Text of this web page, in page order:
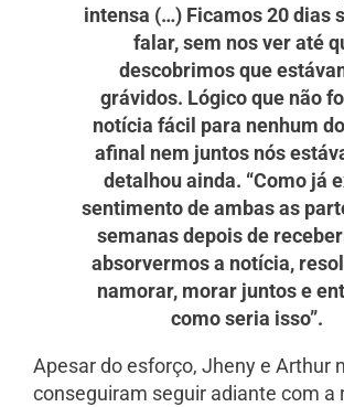
intensa (…) Ficamos 20 dias
falar, sem nos ver até
descobrimos que
grávidos. Lógico que não
notícia fácil para nenhum
afinal nem juntos nós
detalhou ainda. “Como já
sentimento de ambas as
semanas depois de
absorvermos a notícia,
namorar, morar juntos e
como seria isso”.
Apesar do esforço, Jheny e Arthur
conseguiram seguir adiante com a